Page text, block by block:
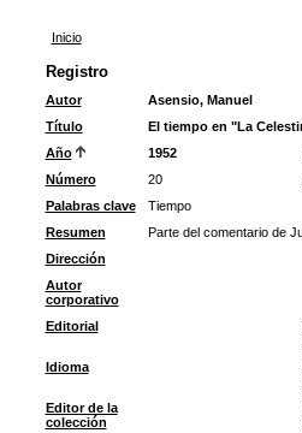
Inicio
Registro
Autor
Asensio, Manuel
Título
El tiempo en "La
Año
1952
Número
20
Palabras clave
Tiempo
Resumen
Parte del comentario de
Dirección
Autor
corporativo
Editorial
Idioma
Editor de la
colección